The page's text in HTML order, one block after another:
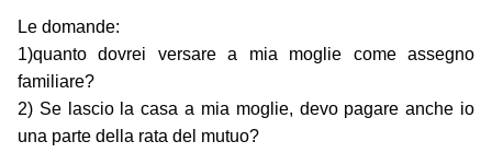
Le domande:
1)quanto dovrei versare a mia moglie come assegno
familiare?
2) Se lascio la casa a mia moglie, devo pagare anche io
una parte della rata del mutuo?